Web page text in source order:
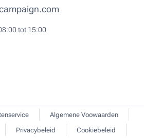
tot 15:00
Algemene Voowaarden
Privacybeleid
Cookiebeleid